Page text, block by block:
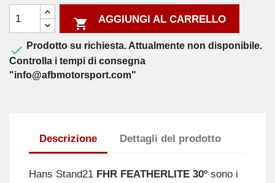
 AGGIUNGI AL CARRELLO
 Prodotto su richiesta. Attualmente non disponibile.
Controlla i tempi di consegna
"info@afbmotorsport.com"
Descrizione Dettagli del prodotto
Hans Stand21 FHR FEATHERLITE 30ºsono i